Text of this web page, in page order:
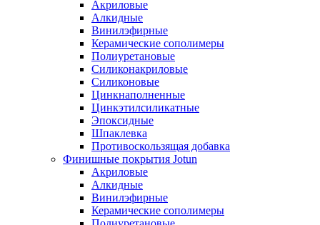
Акриловые
Алкидные
Винилэфирные
Керамические сополимеры
Полиуретановые
Силиконакриловые
Силиконовые
Цинкнаполненные
Цинкэтилсиликатные
Эпоксидные
Шпаклевка
Противоскользящая добавка
Финишные покрытия Jotun
Акриловые
Алкидные
Винилэфирные
Керамические сополимеры